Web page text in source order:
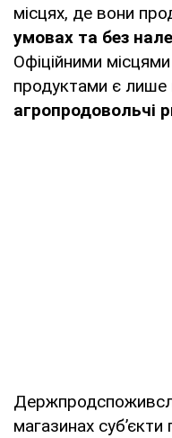
місцях, де вони
умовах та без
Офіційними
продуктами є лише
агропродовольчі
магазинах